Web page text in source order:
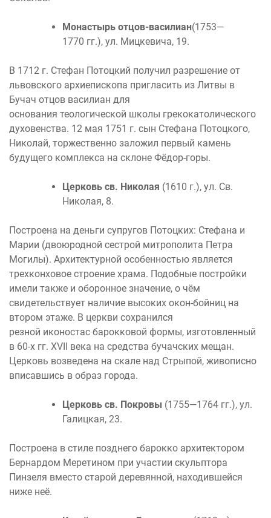
Монастырь отцов-василиан(1753—
1770 гг.), ул. Мицкевича, 19.
В 1712 г. Стефан Потоцкий получил разрешение от
львовского архиепископа пригласить из Литвы в
Бучач отцов василиан для
основания теологической школы грекокатолического
духовенства. 12 мая 1751 г. сын Стефана Потоцкого,
Николай, торжественно заложил первый камень
будущего комплекса на склоне Фёдор-горы.
Церковь св. Николая (1610 г.), ул. Св.
Николая, 8.
Построена на деньги супругов Потоцких: Стефана и
Марии (двоюродной сестрой митрополита Петра
Могилы). Архитектурной особенностью является
трехконховое строение храма. Подобные постройки
имели также и оборонное значение, о чём
свидетельствует наличие высоких окон-бойниц на
втором этаже. В церкви сохранился
резной иконостас барокковой формы, изготовленный
в 60-х гг. XVII века на средства бучачских мещан.
Церковь возведена на скале над Стрыпой, живописно
вписавшись в образ города.
Церковь св. Покровы (1755—1764 гг.), ул.
Галицкая, 23.
Построена в стиле позднего барокко архитектором
Бернардом Меретином при участии скульптора
Пинзеля вместо старой деревянной, находившейся
ниже неё.